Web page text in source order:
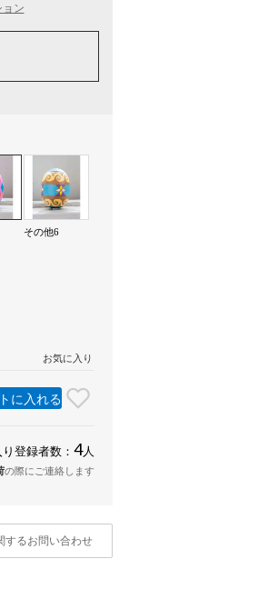
ン
その他6
お気に入り
に入れる
登録者数： 4人
の際にご連絡します
するお問い合わせ